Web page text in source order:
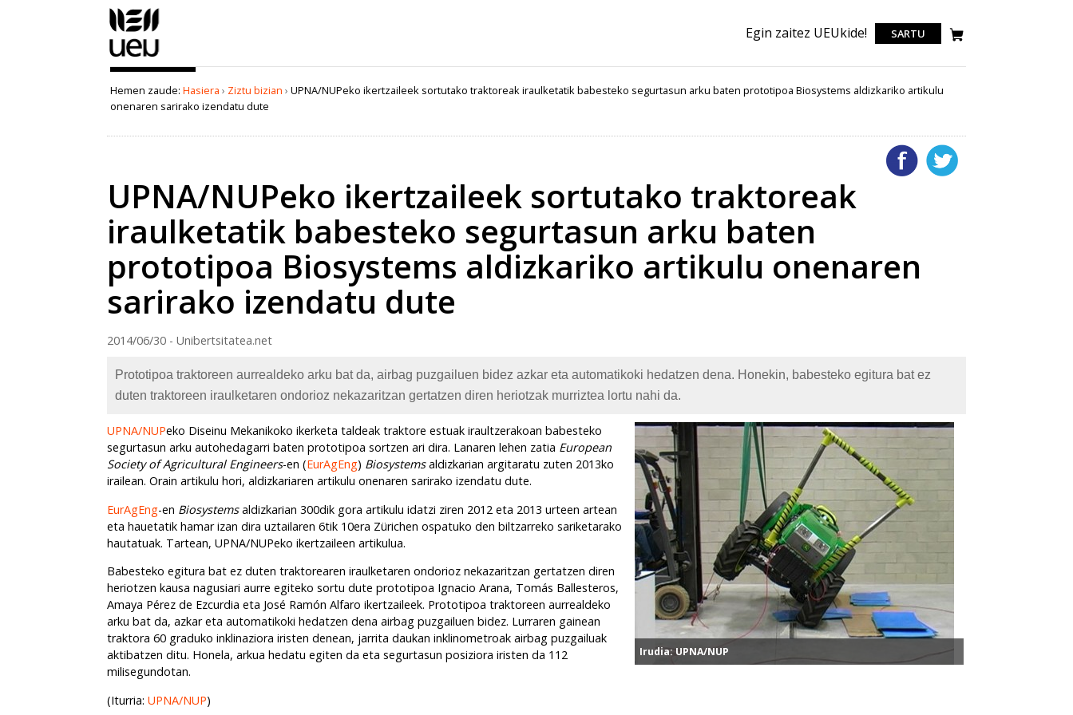
Edukira
salto
egin
Salto
egin
nabigazioara
Egin zaitez UEUkide! SARTU
Hemen zaude: Hasiera › Ziztu bizian › UPNA/NUPeko ikertzaileek sortutako traktoreak iraulketatik babesteko segurtasun arku baten prototipoa Biosystems aldizkariko artikulu
onenaren sarirako izendatu dute
UPNA/NUPeko ikertzaileek sortutako traktoreak
iraulketatik babesteko segurtasun arku baten
prototipoa Biosystems aldizkariko artikulu onenaren
sarirako izendatu dute
2014/06/30 - Unibertsitatea.net
Prototipoa traktoreen aurrealdeko arku bat da, airbag puzgailuen bidez azkar eta automatikoki hedatzen dena. Honekin, babesteko egitura bat ez
duten traktoreen iraulketaren ondorioz nekazaritzan gertatzen diren heriotzak murriztea lortu nahi da.
Irudia: UPNA/NUP
UPNA/NUPeko Diseinu Mekanikoko ikerketa taldeak traktore estuak iraultzerakoan babesteko
segurtasun arku autohedagarri baten prototipoa sortzen ari dira. Lanaren lehen zatia European
Society of Agricultural Engineers-en (EurAgEng) Biosystemsaldizkarian argitaratu zuten 2013ko
irailean. Orain artikulu hori, aldizkariaren artikulu onenaren sarirako izendatu dute.
EurAgEng-en Biosystemsaldizkarian 300dik gora artikulu idatzi ziren 2012 eta 2013 urteen artean
eta hauetatik hamar izan dira uztailaren 6tik 10era Zürichen ospatuko den biltzarreko sariketarako
hautatuak. Tartean, UPNA/NUPeko ikertzaileen artikulua.
Babesteko egitura bat ez duten traktorearen iraulketaren ondorioz nekazaritzan gertatzen diren
heriotzen kausa nagusiari aurre egiteko sortu dute prototipoa Ignacio Arana, Tomás Ballesteros,
Amaya Pérez de Ezcurdia eta José Ramón Alfaro ikertzaileek. Prototipoa traktoreen aurrealdeko
arku bat da, azkar eta automatikoki hedatzen dena airbag puzgailuen bidez. Lurraren gainean
traktora 60 graduko inklinaziora iristen denean, jarrita daukan inklinometroak airbag puzgailuak
aktibatzen ditu. Honela, arkua hedatu egiten da eta segurtasun posiziora iristen da 112
milisegundotan.
(Iturria:UPNA/NUP)